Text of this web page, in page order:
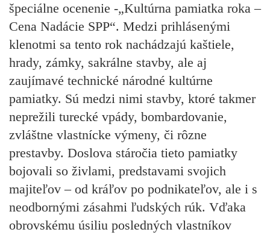
špeciálne ocenenie -„Kultúrna pamiatka roka –
Cena Nadácie SPP“. Medzi prihlásenými
klenotmi sa tento rok nachádzajú kaštiele,
hrady, zámky, sakrálne stavby, ale aj
zaujímavé technické národné kultúrne
pamiatky. Sú medzi nimi stavby, ktoré takmer
neprežili turecké vpády, bombardovanie,
zvláštne vlastnícke výmeny, či rôzne
prestavby. Doslova stáročia tieto pamiatky
bojovali so živlami, predstavami svojich
majiteľov – od kráľov po podnikateľov, ale i s
neodbornými zásahmi ľudských rúk. Vďaka
obrovskému úsiliu posledných vlastníkov